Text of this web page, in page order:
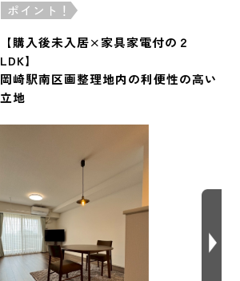
ポイント！
【購入後未入居×家具家電付の２
LDK】
岡崎駅南区画整理地内の利便性の高い
立地